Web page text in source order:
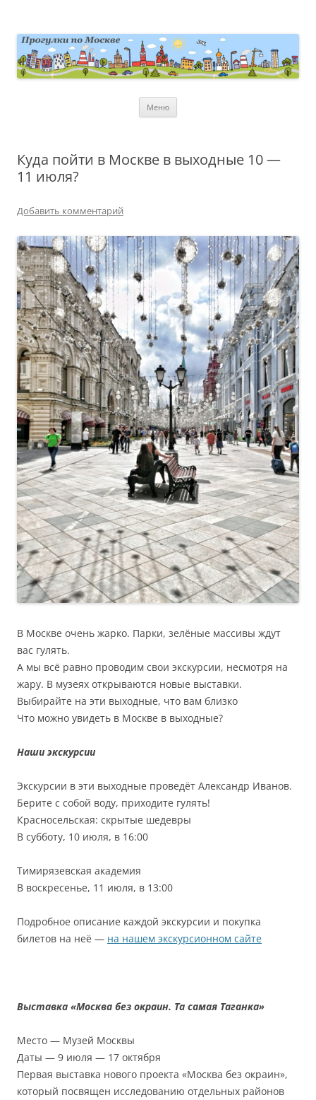
Меню
Куда пойти в Москве в выходные 10 —
11 июля?
Добавить комментарий
В Москве очень жарко. Парки, зелёные массивы ждут
вас гулять.
А мы всё равно проводим свои экскурсии, несмотря на
жару. В музеях открываются новые выставки.
Выбирайте на эти выходные, что вам близко
Что можно увидеть в Москве в выходные?
Наши экскурсии
Экскурсии в эти выходные проведёт Александр Иванов.
Берите с собой воду, приходите гулять!
Красносельская: скрытые шедевры
В субботу, 10 июля, в 16:00
Тимирязевская академия
В воскресенье, 11 июля, в 13:00
Подробное описание каждой экскурсии и покупка
билетов на неё — на нашем экскурсионном сайте
Выставка «Москва без окраин. Та самая Таганка»
Место — Музей Москвы
Даты — 9 июля — 17 октября
Первая выставка нового проекта «Москва без окраин»,
который посвящен исследованию отдельных районов